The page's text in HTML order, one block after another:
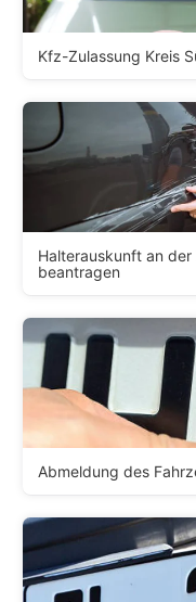
Kfz-Zulassung Kreis
Halterauskunft an der
beantragen
Abmeldung des